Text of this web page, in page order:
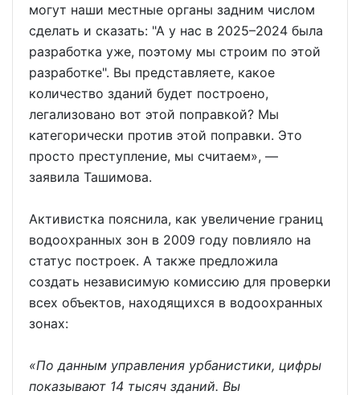
могут наши местные органы задним числом
сделать и сказать: "А у нас в 2025–2024 была
разработка уже, поэтому мы строим по этой
разработке". Вы представляете, какое
количество зданий будет построено,
легализовано вот этой поправкой? Мы
категорически против этой поправки. Это
просто преступление, мы считаем», —
заявила Ташимова.
Активистка пояснила, как увеличение границ
водоохранных зон в 2009 году повлияло на
статус построек. А также предложила
создать независимую комиссию для проверки
всех объектов, находящихся в водоохранных
зонах:
«По данным управления урбанистики, цифры
показывают 14 тысяч зданий. Вы